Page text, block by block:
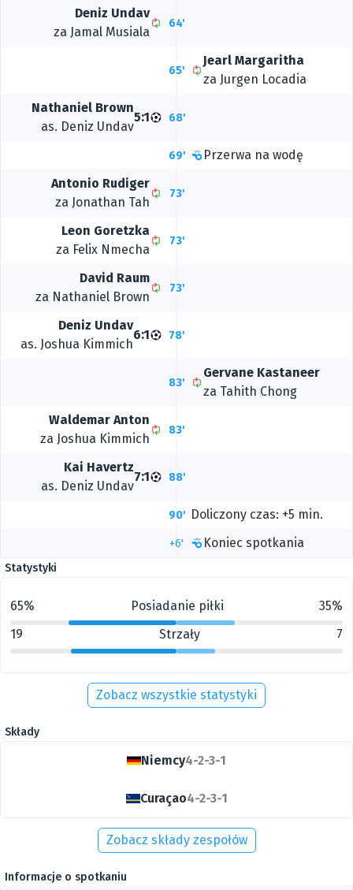
Deniz Undav
za Jamal Musiala
64'
65'
Jearl Margaritha
za Jurgen Locadia
5:1
Nathaniel Brown
as. Deniz Undav
68'
69'
Przerwa na wodę
Antonio Rudiger
za Jonathan Tah
73'
Leon Goretzka
za Felix Nmecha
73'
David Raum
za Nathaniel Brown
73'
6:1
Deniz Undav
as. Joshua Kimmich
78'
83'
Gervane Kastaneer
za Tahith Chong
Waldemar Anton
za Joshua Kimmich
83'
7:1
Kai Havertz
as. Deniz Undav
88'
90' Doliczony czas: +5 min.
+6' Koniec spotkania
Statystyki
65% Posiadanie piłki
35%
19
Strzały 7
Zobacz wszystkie statystyki
Składy
Niemcy4-2-3-1
Curaçao4-2-3-1
Zobacz składy zespołów
Informacje o spotkaniu